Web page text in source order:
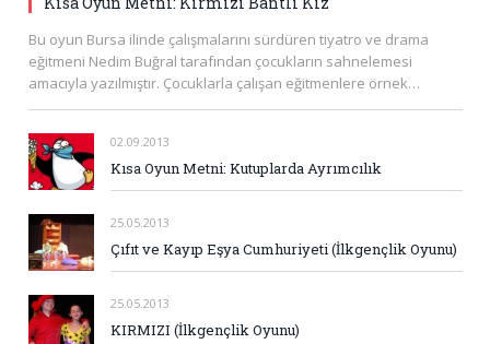
Bu oyun Bursa ilinde çalışmalarını sürdüren tiyatro ve drama
eğitmeni Nedim Buğral tarafından çocukların sahnelemesi
amacıyla yazılmıştır. Çocuklarla çalışan eğitmenlere örnek…
02.09.2013
Kısa Oyun Metni: Kutuplarda Ayrımcılık
25.05.2013
Çıfıt ve Kayıp Eşya Cumhuriyeti (İlkgençlik Oyunu)
25.05.2013
KIRMIZI (İlkgençlik Oyunu)